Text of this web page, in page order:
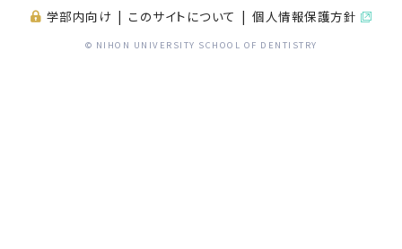
学部内向け このサイトについて 個人情報保護方針
© NIHON UNIVERSITY SCHOOL OF DENTISTRY